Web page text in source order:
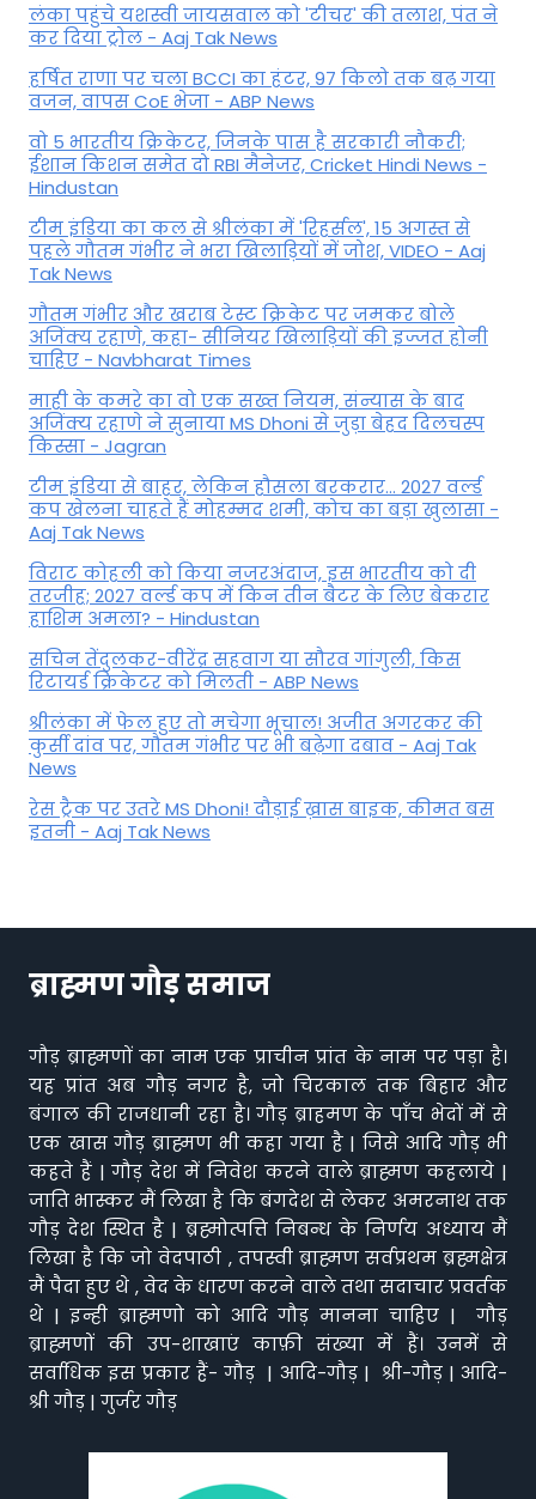
लंका पहुंचे यशस्वी जायसवाल को 'टीचर' की तलाश, पंत ने
कर द‍िया ट्रोल - Aaj Tak News
हर्षित राणा पर चला BCCI का हंटर, 97 किलो तक बढ़ गया
वजन, वापस CoE भेजा - ABP News
वो 5 भारतीय क्रिकेटर, जिनके पास है सरकारी नौकरी;
ईशान किशन समेत दो RBI मैनेजर, Cricket Hindi News -
Hindustan
टीम इंडिया का कल से श्रीलंका में 'रिहर्सल', 15 अगस्त से
पहले गौतम गंभीर ने भरा ख‍िलाड़‍ियों में जोश, VIDEO - Aaj
Tak News
गौतम गंभीर और खराब टेस्ट क्रिकेट पर जमकर बोले
अजिंक्य रहाणे, कहा- सीनियर खिलाड़ियों की इज्जत होनी
चाहिए - Navbharat Times
माही के कमरे का वो एक सख्त नियम, संन्यास के बाद
अजिंक्‍य रहाणे ने सुनाया MS Dhoni से जुड़ा बेहद दिलचस्प
किस्सा - Jagran
टीम इंडिया से बाहर, लेकिन हौसला बरकरार... 2027 वर्ल्ड
कप खेलना चाहते हैं मोहम्मद शमी, कोच का बड़ा खुलासा -
Aaj Tak News
विराट कोहली को किया नजरअंदाज, इस भारतीय को दी
तरजीह; 2027 वर्ल्ड कप में किन तीन बैटर के लिए बेकरार
हाशिम अमला? - Hindustan
सचिन तेंदुलकर-वीरेंद्र सहवाग या सौरव गांगुली, किस
रिटायर्ड क्रिकेटर को मिलती - ABP News
श्रीलंका में फेल हुए तो मचेगा भूचाल! अजीत अगरकर की
कुर्सी दांव पर, गौतम गंभीर पर भी बढ़ेगा दबाव - Aaj Tak
News
रेस ट्रैक पर उतरे MS Dhoni! दौड़ाई ख़ास बाइक, कीमत बस
इतनी - Aaj Tak News
ब्राह्मण गौड़ समाज
गौड़ ब्राह्मणों का नाम एक प्राचीन प्रांत के नाम पर पड़ा है।
यह प्रांत अब गौड़ नगर है, जो चिरकाल तक बिहार और
बंगाल की राजधानी रहा है। गौड़ ब्राहमण के पाँच भेदों में से
एक खास गौड़ ब्राह्मण भी कहा गया है | जिसे आदि गौड़ भी
कहते हैं | गौड़ देश में निवेश करने वाले ब्राह्मण कहलाये |
जाति भास्कर मैं लिखा है कि बंगदेश से लेकर अमरनाथ तक
गौड़ देश स्थित है | ब्रह्मोत्पत्ति निबन्ध के निर्णय अध्याय मैं
लिखा है कि जो वेदपाठी , तपस्वी ब्राह्मण सर्वप्रथम ब्रह्मक्षेत्र
मैं पैदा हुए थे , वेद के धारण करने वाले तथा सदाचार प्रवर्तक
थे | इन्ही ब्राह्मणो को आदि गौड़ मानना चाहिए | गौड़
ब्राह्मणों की उप-शाखाएं काफ़ी संख्या में हैं। उनमें से
सर्वाधिक इस प्रकार हैं- गौड़ | आदि-गौड़ | श्री-गौड़ | आदि-
श्री गौड़ | गुर्जर गौड़